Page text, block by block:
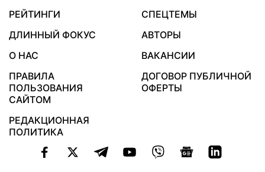
РЕЙТИНГИ
СПЕЦТЕМЫ
ДЛИННЫЙ ФОКУС
АВТОРЫ
О НАС
ВАКАНСИИ
ПРАВИЛА
ПОЛЬЗОВАНИЯ
САЙТОМ
ДОГОВОР ПУБЛИЧНОЙ
ОФЕРТЫ
РЕДАКЦИОННАЯ
ПОЛИТИКА